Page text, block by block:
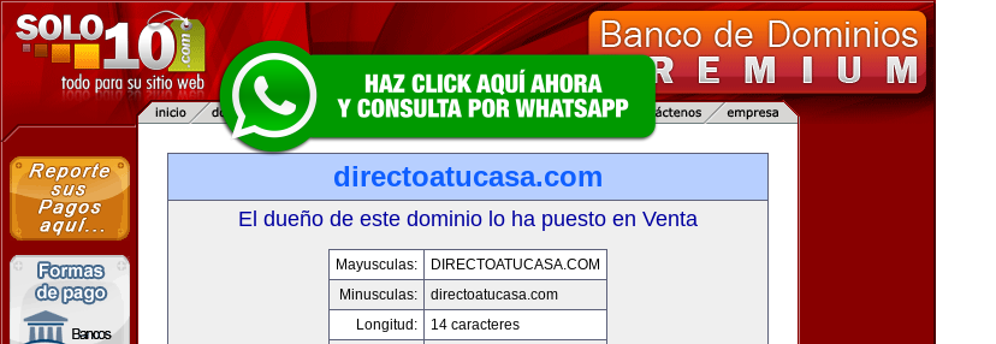
directoatucasa.com
El dueño de este dominio lo ha puesto en Venta
Mayusculas:
DIRECTOATUCASA.COM
Minusculas:
directoatucasa.com
Longitud:
14 caracteres